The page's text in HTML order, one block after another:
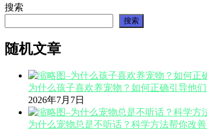
搜索
搜索
随机文章
为什么孩子喜欢养宠物？如何正确引导他
2026年7月7日
为什么宠物总是不听话？科学方法帮你改